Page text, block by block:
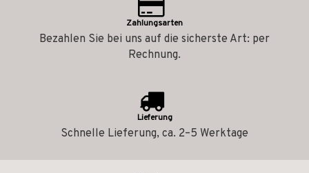
Zahlungsarten
Bezahlen Sie bei uns auf die sicherste Art: per
Rechnung.
Lieferung
Schnelle Lieferung, ca. 2–5 Werktage